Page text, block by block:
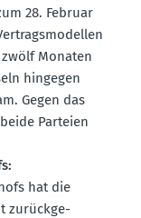
28. Februar
Monaten
hingegen
Gegen das
Parteien
hat die
zurück­ge­